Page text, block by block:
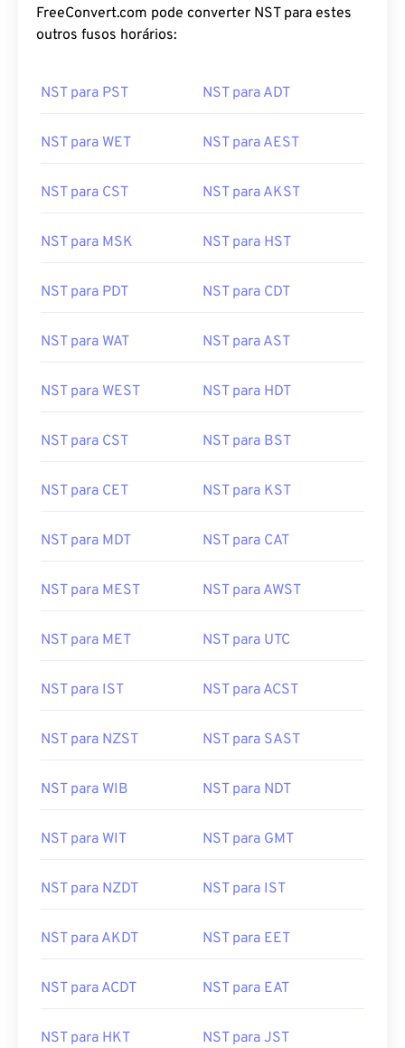
FreeConvert.com pode converter NST para estes
outros fusos horários:
NST para PST NST para ADT
NST para WET NST para AEST
NST para CST NST para AKST
NST para MSK NST para HST
NST para PDT NST para CDT
NST para WAT NST para AST
NST para WEST NST para HDT
NST para CST NST para BST
NST para CET NST para KST
NST para MDT NST para CAT
NST para MEST NST para AWST
NST para MET NST para UTC
NST para IST NST para ACST
NST para NZST NST para SAST
NST para WIB NST para NDT
NST para WIT NST para GMT
NST para NZDT NST para IST
NST para AKDT NST para EET
NST para ACDT NST para EAT
NST para HKT NST para JST